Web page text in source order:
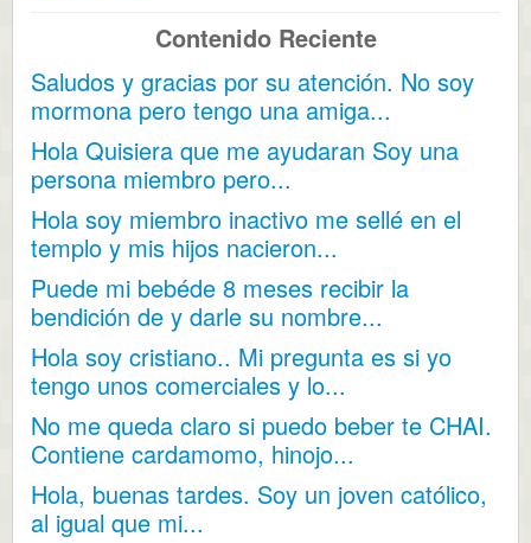
Contenido Reciente
Saludos y gracias por su atención. No soy
mormona pero tengo una amiga...
Hola Quisiera que me ayudaran Soy una
persona miembro pero...
Hola soy miembro inactivo me sellé en el
templo y mis hijos nacieron...
Puede mi bebéde 8 meses recibir la
bendición de y darle su nombre...
Hola soy cristiano.. Mi pregunta es si yo
tengo unos comerciales y lo...
No me queda claro si puedo beber te CHAI.
Contiene cardamomo, hinojo...
Hola, buenas tardes. Soy un joven católico,
al igual que mi...